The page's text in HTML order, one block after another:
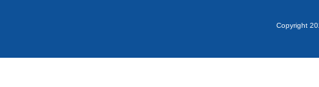
Copyright